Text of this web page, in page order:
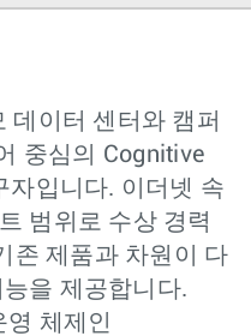
데이터 센터와 캠퍼
중심의 Cognitive
자입니다. 이더넷 속
범위로 수상 경력
존 제품과 차원이 다
을 제공합니다.
체제인